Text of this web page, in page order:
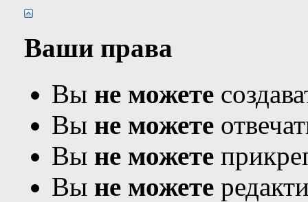
Ваши права
Вы не можете
Вы не можете
Вы не можете
Вы не можете